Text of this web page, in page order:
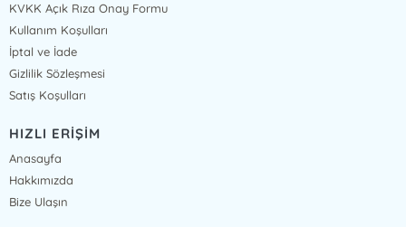
KVKK Açık Rıza Onay Formu
Kullanım Koşulları
İptal ve İade
Gizlilik Sözleşmesi
Satış Koşulları
HIZLI ERİŞİM
Anasayfa
Hakkımızda
Bize Ulaşın